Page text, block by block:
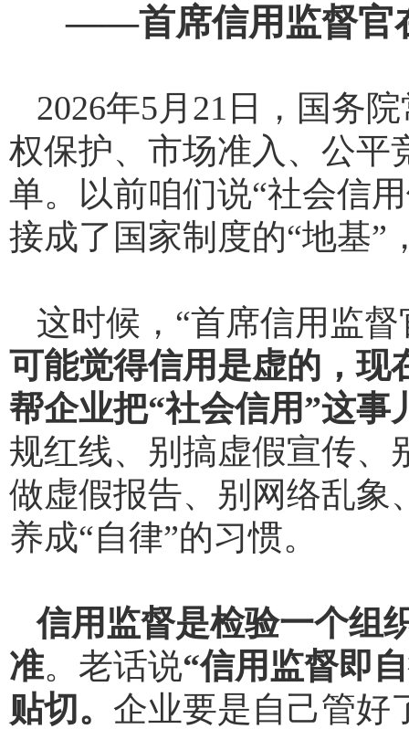
——首席信用监督官
2026年5月21日，国务
权保护、市场准入、公平
单。以前咱们说“社会信
接成了国家制度的“地基”
这时候，“首席信用监
可能觉得信用是虚的，现
帮企业把“社会信用”这事
规红线、别搞虚假宣传、
做虚假报告、别网络乱象
养成“自律”的习惯。
信用监督是检验一个组
准。老话说“信用监督即
贴切。 企业要是自己管好